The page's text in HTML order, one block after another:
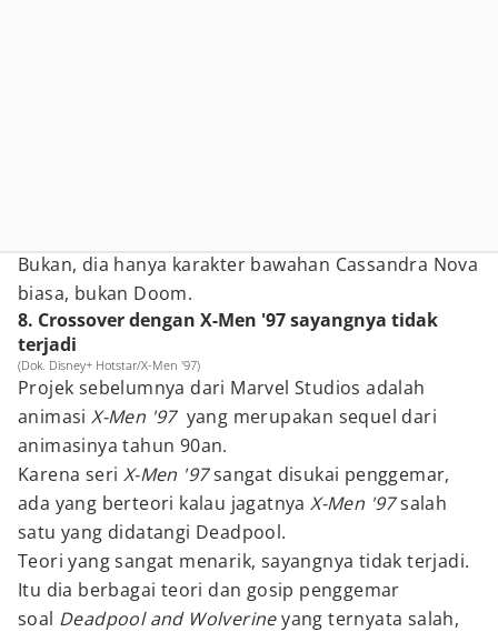
Bukan, dia hanya karakter bawahan Cassandra Nova
biasa, bukan Doom.
8. Crossover dengan X-Men '97 sayangnya tidak
terjadi
(Dok. Disney+ Hotstar/X-Men '97)
Projek sebelumnya dari Marvel Studios adalah
animasiX-Men '97 yang merupakan sequel dari
animasinya tahun 90an.
Karena seri X-Men '97sangat disukai penggemar,
ada yang berteori kalau jagatnyaX-Men '97salah
satu yang didatangi Deadpool.
Teori yang sangat menarik, sayangnya tidak terjadi.
Itu dia berbagai teori dan gosip penggemar
soal Deadpool and Wolverineyang ternyata salah,